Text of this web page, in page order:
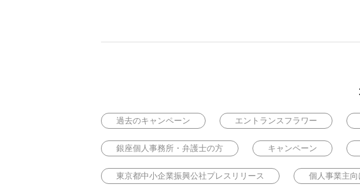
過去のキャンペーン エントランスフラワー
銀座個人事務所・弁護士の方 キャンペーン
東京都中小企業振興公社プレスリリース 個人事業主